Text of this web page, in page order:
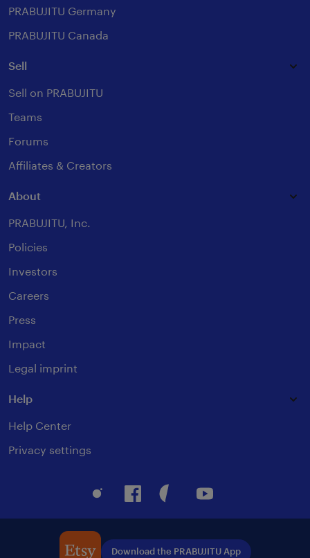
PRABUJITU Germany
PRABUJITU Canada
Sell
Sell on PRABUJITU
Teams
Forums
Affiliates & Creators
About
PRABUJITU, Inc.
Policies
Investors
Careers
Press
Impact
Legal imprint
Help
Help Center
Privacy settings
InstagramFacebookPinterest
Download the PRABUJITU App